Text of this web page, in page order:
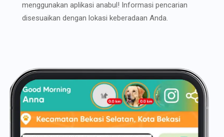
menggunakan aplikasi anabul! Informasi pencarian
disesuaikan dengan lokasi keberadaan Anda.